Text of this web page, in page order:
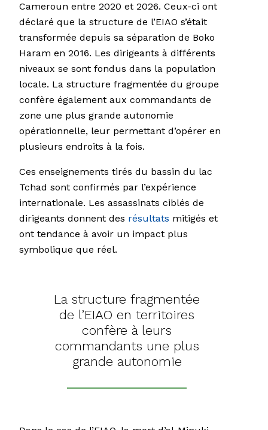
Cameroun entre 2020 et 2026. Ceux-ci ont
déclaré que la structure de l’EIAO s’était
transformée depuis sa séparation de Boko
Haram en 2016. Les dirigeants à différents
niveaux se sont fondus dans la population
locale. La structure fragmentée du groupe
confère également aux commandants de
zone une plus grande autonomie
opérationnelle, leur permettant d’opérer en
plusieurs endroits à la fois.
Ces enseignements tirés du bassin du lac
Tchad sont confirmés par l’expérience
internationale. Les assassinats ciblés de
dirigeants donnent des résultats mitigés et
ont tendance à avoir un impact plus
symbolique que réel.
La structure fragmentée
de l’EIAO en territoires
confère à leurs
commandants une plus
grande autonomie